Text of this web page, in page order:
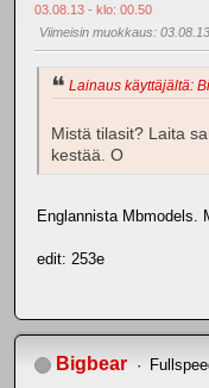
03.08.13 - klo: 00.50
Viimeisin muokkaus:
Lainaus käyttäjältä:
Mistä tilasit? Laita
kestää. O
Englannista Mbmodels.
edit: 253e
Bigbear